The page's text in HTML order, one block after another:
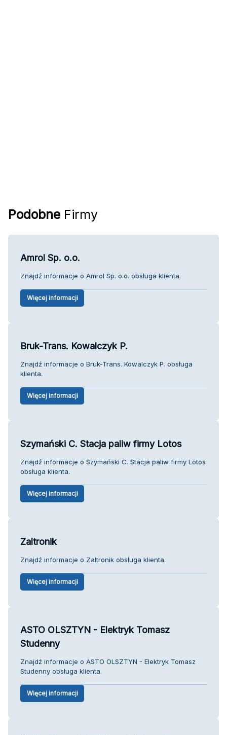
Podobne Firmy
Amrol Sp. o.o.
Znajdź informacje o Amrol Sp. o.o. obsługa klienta.
Więcej informacji
Bruk-Trans. Kowalczyk P.
Znajdź informacje o Bruk-Trans. Kowalczyk P. obsługa
klienta.
Więcej informacji
Szymański C. Stacja paliw firmy Lotos
Znajdź informacje o Szymański C. Stacja paliw firmy Lotos
obsługa klienta.
Więcej informacji
Zaltronik
Znajdź informacje o Zaltronik obsługa klienta.
Więcej informacji
ASTO OLSZTYN - Elektryk Tomasz
Studenny
Znajdź informacje o ASTO OLSZTYN - Elektryk Tomasz
Studenny obsługa klienta.
Więcej informacji